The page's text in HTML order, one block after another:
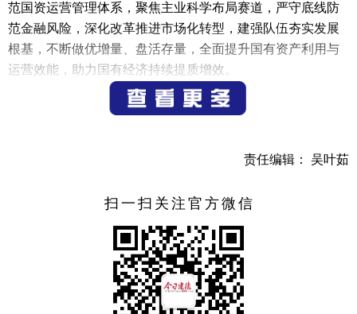
范国资运营管理体系，聚焦主业科学布局赛道，严守底线防
范金融风险，深化改革推进市场化转型，建强队伍夯实发展
根基，不断做优增量、盘活存量，全面提升国有资产利用与
运营效能，助力国有经济持续提质增效。
会议听取和审议了市法院关于破产审判工作情况的报
作用，是展现司法对党和国家的工作大局、经济社会发展贡
经济发展大局，加强部门协同联动，注重典型案例培育，不
断提升破产审判质效，以高效司法服务护航市场主体健康发
会议审议并表决通过了《建德市人民代表大会常务委员
会关于高水平推进涉企行政检查“综合查一次”工作的决定》
责任编辑： 吴叶茹
扫一扫关注官方微信